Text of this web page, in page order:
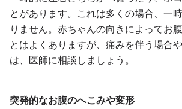
とがあります。これは多くの場合、一
りません。赤ちゃんの向きによってお
とはよくありますが、痛みを伴う場合
は、医師に相談しましょう。
突発的なお腹のへこみや変形